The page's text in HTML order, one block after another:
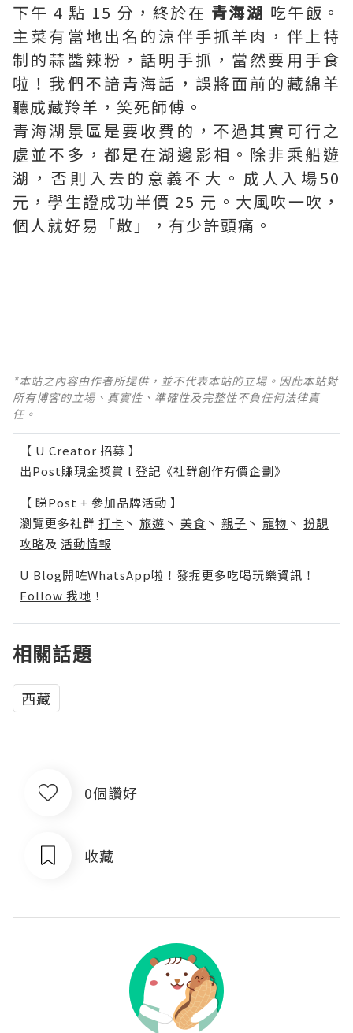
下午 4 點 15 分，終於在 青海湖 吃午飯。
主菜有當地出名的涼伴手抓羊肉，伴上特
制的蒜醬辣粉，話明手抓，當然要用手食
啦！我們不諳青海話，誤將面前的藏綿羊
聽成藏羚羊，笑死師傅。
青海湖景區是要收費的，不過其實可行之
處並不多，都是在湖邊影相。除非乘船遊
湖，否則入去的意義不大。成人入場50
元，學生證成功半價 25 元。大風吹一吹，
個人就好易「散」，有少許頭痛。
*本站之內容由作者所提供，並不代表本站的立場。因此本站對
所有博客的立場、真實性、準確性及完整性不負任何法律責
任。
【 U Creator 招募 】
出Post賺現金獎賞 l 登記《社群創作有價企劃》
【 睇Post + 參加品牌活動 】
瀏覽更多社群 打卡 丶 旅遊 丶 美食 丶 親子 丶 寵物 丶 扮靚
攻略及 活動情報
U Blog開咗WhatsApp啦！發掘更多吃喝玩樂資訊！
Follow 我哋 ！
相關話題
西藏
0個讚好
收藏